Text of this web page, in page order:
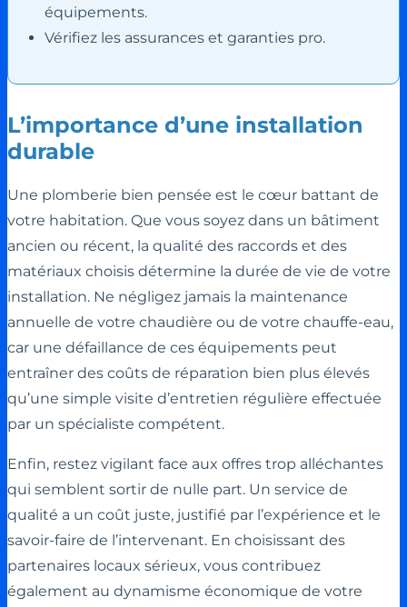
équipements.
Vérifiez les assurances et garanties pro.
L’importance d’une installation
durable
Une plomberie bien pensée est le cœur battant de
votre habitation. Que vous soyez dans un bâtiment
ancien ou récent, la qualité des raccords et des
matériaux choisis détermine la durée de vie de votre
installation. Ne négligez jamais la maintenance
annuelle de votre chaudière ou de votre chauffe-eau,
car une défaillance de ces équipements peut
entraîner des coûts de réparation bien plus élevés
qu’une simple visite d’entretien régulière effectuée
par un spécialiste compétent.
Enfin, restez vigilant face aux offres trop alléchantes
qui semblent sortir de nulle part. Un service de
qualité a un coût juste, justifié par l’expérience et le
savoir-faire de l’intervenant. En choisissant des
partenaires locaux sérieux, vous contribuez
également au dynamisme économique de votre